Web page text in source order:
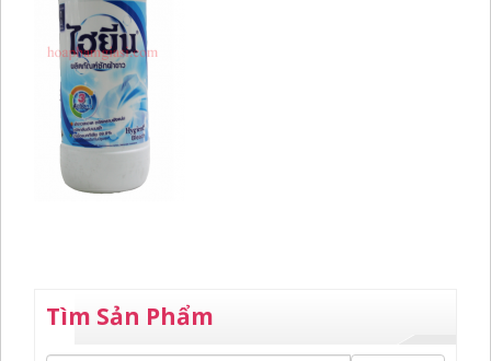
Tìm Sản Phẩm